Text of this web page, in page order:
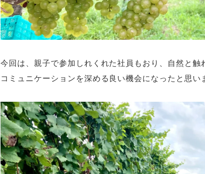
今回は、親子で参加しれくれた社員もおり、自然と触
コミュニケーションを深める良い機会になったと思い